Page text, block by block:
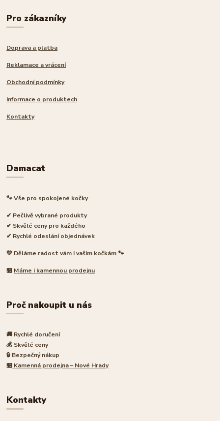
Pro zákazníky
Doprava a platba
Reklamace a vrácení
Obchodní podmínky
Informace o produktech
Kontakty
Damacat
🐾 Vše pro spokojené kočky
✔ Pečlivě vybrané produkty
✔ Skvělé ceny pro každého
✔ Rychlé odeslání objednávek
💛 Děláme radost vám i vašim kočkám 🐾
🏪 Máme i kamennou prodejnu
Proč nakoupit u nás
🚚 Rychlé doručení
💰 Skvělé ceny
🔒 Bezpečný nákup
🏪 Kamenná prodejna – Nové Hrady
Kontakty